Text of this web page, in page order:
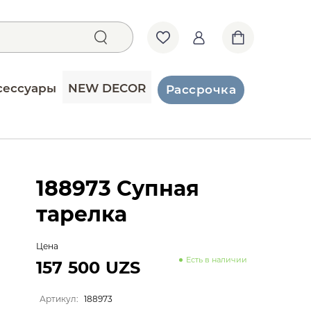
NEW DECOR Рассрочка
188973 Супная
тарелка
Цена
Есть в наличии
157 500 UZS
Артикул: 188973